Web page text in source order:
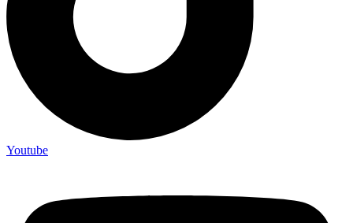
Youtube